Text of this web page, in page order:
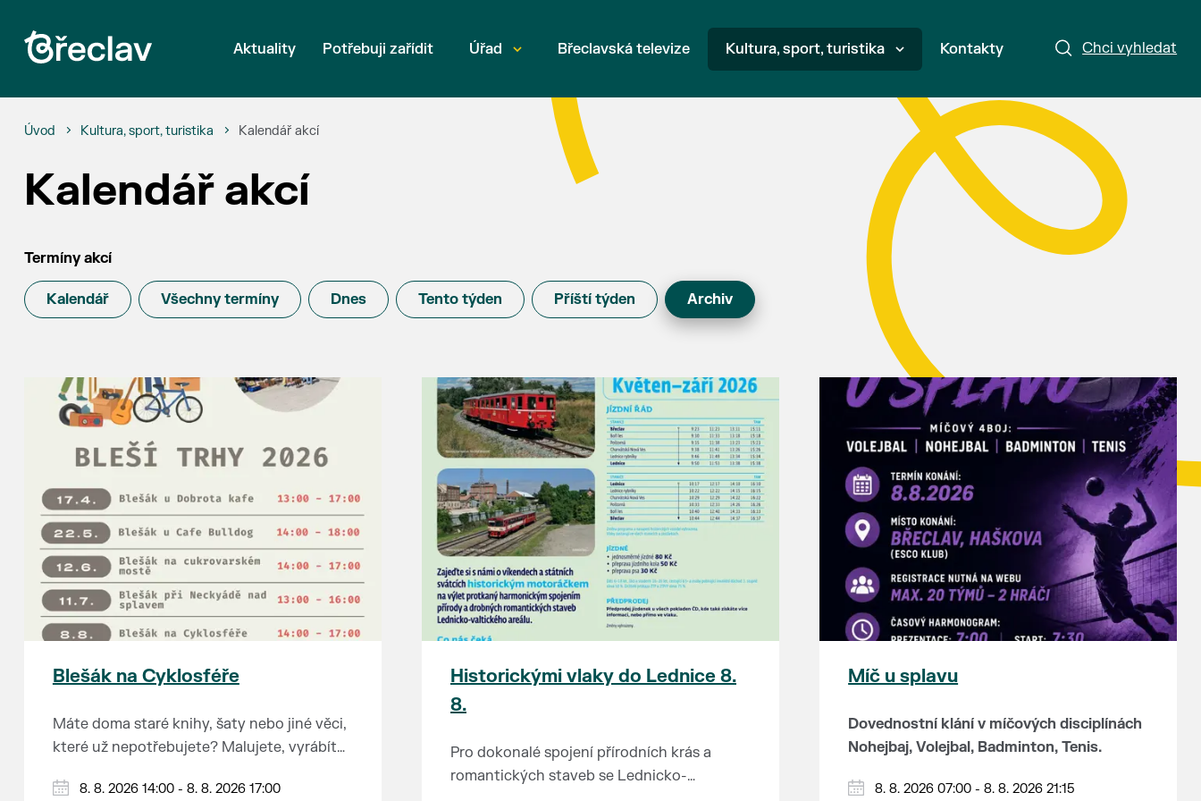
Chci vyhledat
Aktuality Potřebuji zařídit Úřad Břeclavská televize Kultura, sport, turistika Kontakty
Úvod Kultura, sport, turistika Kalendář akcí
Kalendář akcí
Termíny akcí
Kalendář Všechny termíny Dnes Tento týden Příští týden Archiv
Blešák na Cyklosféře
Máte doma staré knihy, šaty nebo jiné věci,
které už nepotřebujete? Malujete, vyrábíte
Chcete se zbavit staré sbírky, která
8. 8. 2026 14:00 - 8. 8. 2026 17:00
Historickými vlaky do Lednice 8.
8.
Pro dokonalé spojení přírodních krás a
romantických staveb se Lednicko-
Míč u splavu
Dovednostní klání v míčových disciplínách
Nohejbaj, Volejbal, Badminton, Tenis.
Zúčastnit se může max. 20 dvojčlenných
8. 8. 2026 07:00 - 8. 8. 2026 21:15